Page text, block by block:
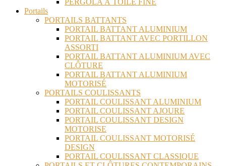
PERGOLA À TOILE FINE
Portails
PORTAILS BATTANTS
PORTAIL BATTANT ALUMINIUM
PORTAIL BATTANT AVEC PORTILLON
ASSORTI
PORTAIL BATTANT ALUMINIUM AVEC
CLÔTURE
PORTAIL BATTANT ALUMINIUM
MOTORISÉ
PORTAILS COULISSANTS
PORTAIL COULISSANT ALUMINIUM
PORTAIL COULISSANT AJOURE
PORTAIL COULISSANT DESIGN
MOTORISE
PORTAIL COULISSANT MOTORISÉ
DESIGN
PORTAIL COULISSANT CLASSIQUE